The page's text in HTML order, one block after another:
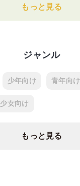
もっと見る
ジャンル
少年向け 青年向け
少女向け
もっと見る